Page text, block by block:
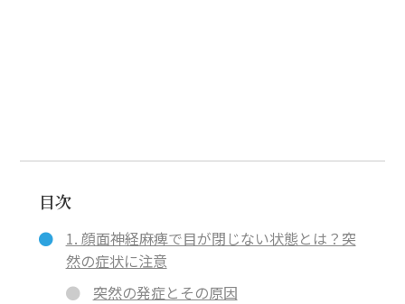
目次
1. 顔面神経麻痺で目が閉じない状態とは？突
然の症状に注意
突然の発症とその原因